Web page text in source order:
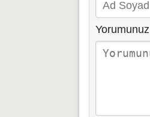
Yorumunuz